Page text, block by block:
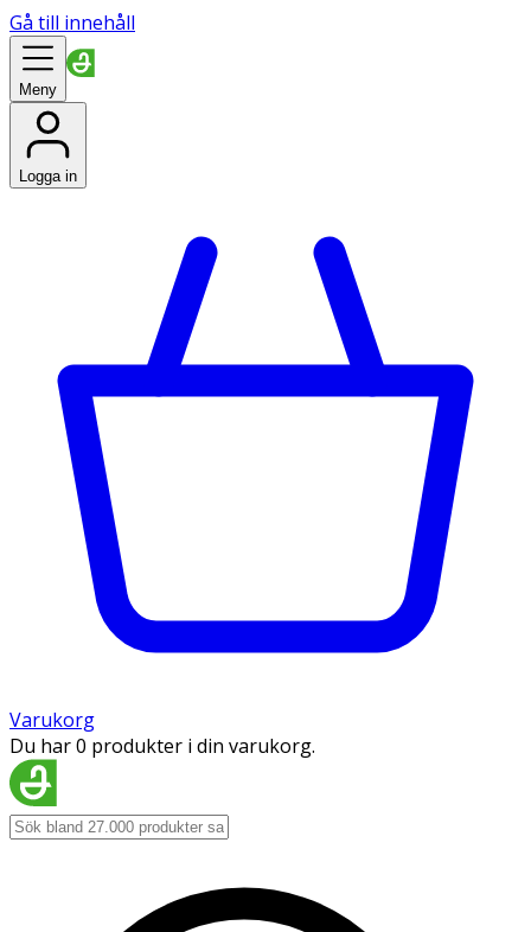
Gå till innehåll
Meny
Logga in
Varukorg
Du har 0 produkter i din varukorg.